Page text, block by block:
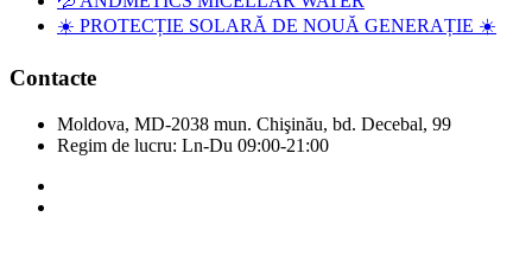
☀️ PROTECȚIE SOLARĂ DE NOUĂ GENERAȚIE ☀️
Contacte
Moldova, MD-2038 mun. Chişinău, bd. Decebal, 99
Regim de lucru: Ln-Du 09:00-21:00